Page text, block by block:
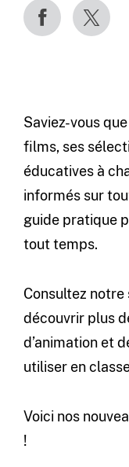
Saviez-vous
films, ses
éducatives à
informés sur
guide pratique
tout temps.
Consultez
découvrir plus
d’animation et
utiliser en
Voici nos
!